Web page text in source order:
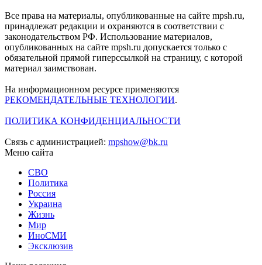
Все права на материалы, опубликованные на сайте mpsh.ru,
принадлежат редакции и охраняются в соответствии с
законодательством РФ. Использование материалов,
опубликованных на сайте mpsh.ru допускается только с
обязательной прямой гиперссылкой на страницу, с которой
материал заимствован.
На информационном ресурсе применяются
РЕКОМЕНДАТЕЛЬНЫЕ ТЕХНОЛОГИИ.
ПОЛИТИКА КОНФИДЕНЦИАЛЬНОСТИ
Связь с администрацией: mpshow@bk.ru
Меню сайта
СВО
Политика
Россия
Украина
Жизнь
Мир
ИноСМИ
Эксклюзив